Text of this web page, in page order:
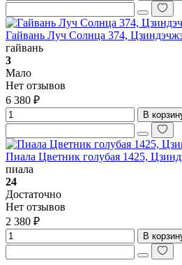
Гайвань Луч Солнца 374,
гайвань
3
Мало
Нет отзывов
6 380 ₽
В
Пиала Цветник голубая 1425,
пиала
24
Достаточно
Нет отзывов
2 380 ₽
В